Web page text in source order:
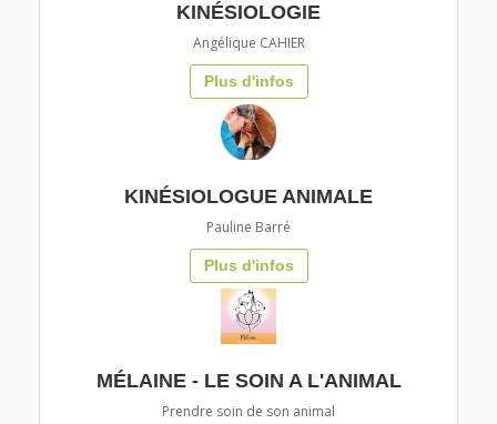
KINÉSIOLOGIE
Angélique CAHIER
Plus d'infos
KINÉSIOLOGUE ANIMALE
Pauline Barré
Plus d'infos
MÉLAINE - LE SOIN A L'ANIMAL
Prendre soin de son animal